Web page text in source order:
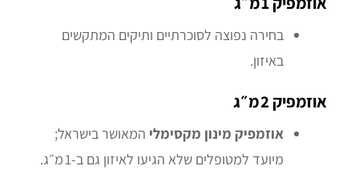
בחירה נפוצה לסוכרתיים ותיקים המתקשים
באיזון.
אוזמפיק 2 מ״ג
אוזמפיק מינון מקסימליהמאושר בישראל;
מיועד למטופלים שלא הגיעו לאיזון גם ב‑1 מ״ג.